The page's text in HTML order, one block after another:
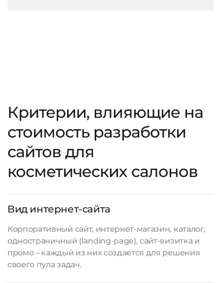
Критерии, влияющие на
стоимость разработки
сайтов для
косметических салонов
Вид интернет-сайта
Корпоративный сайт, интернет-магазин, каталог,
одностраничный (landing-page), сайт-визитка и
промо – каждый из них создается для решения
своего пула задач.